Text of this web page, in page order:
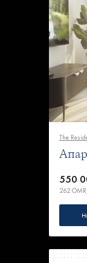
The
550
262